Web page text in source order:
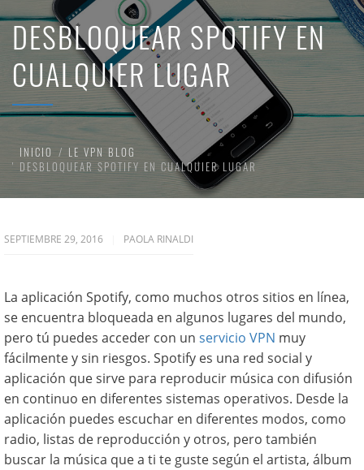
DESBLOQUEAR SPOTIFY EN
CUALQUIER LUGAR
INICIO
LE VPN BLOG
DESBLOQUEAR SPOTIFY EN CUALQUIER LUGAR
SEPTIEMBRE 29, 2016 PAOLA RINALDI
La aplicación Spotify, como muchos otros sitios en línea,
se encuentra bloqueada en algunos lugares del mundo,
pero tú puedes acceder con un servicio VPN muy
fácilmente y sin riesgos. Spotify es una red social y
aplicación que sirve para reproducir música con difusión
en continuo en diferentes sistemas operativos. Desde la
aplicación puedes escuchar en diferentes modos, como
radio, listas de reproducción y otros, pero también
buscar la música que a ti te guste según el artista, álbum